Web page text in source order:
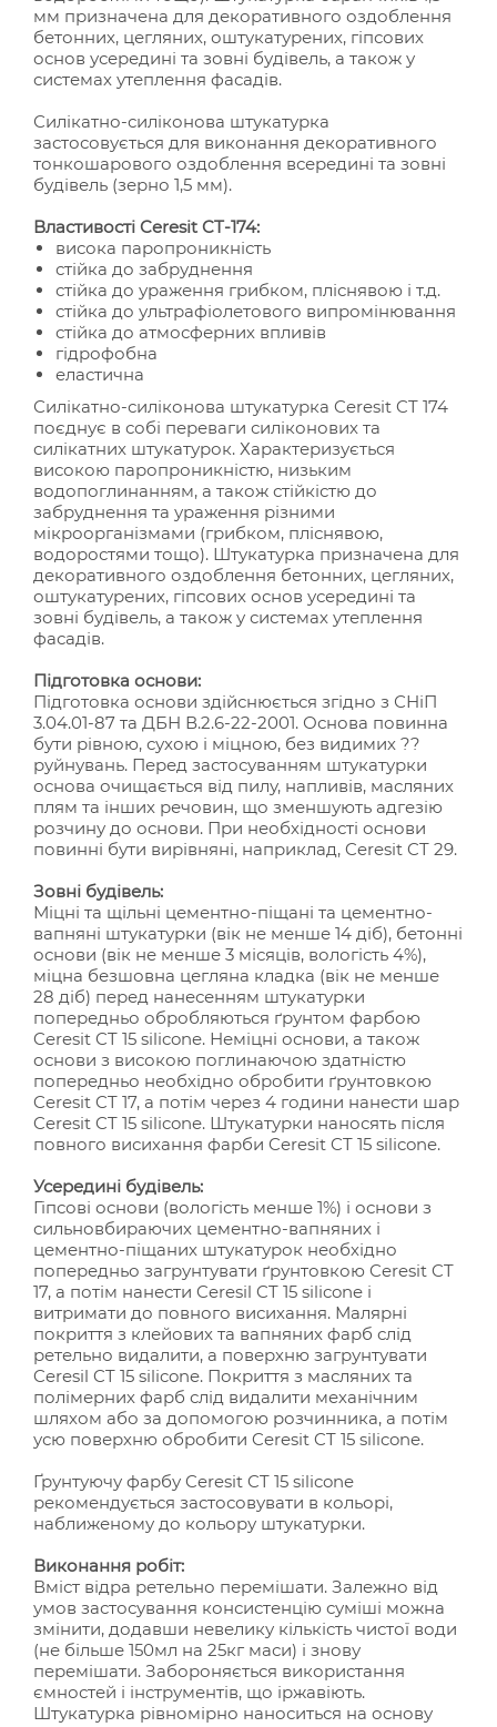
мм призначена для декоративного оздоблення
бетонних, цегляних, оштукатурених, гіпсових
основ усередині та зовні будівель, а також у
системах утеплення фасадів.
Силікатно-силіконова штукатурка
застосовується для виконання декоративного
тонкошарового оздоблення всередині та зовні
будівель (зерно 1,5 мм).
Властивості Ceresit CT-174:
висока паропроникність
стійка до забруднення
стійка до ураження грибком, пліснявою і т.д.
стійка до ультрафіолетового випромінювання
стійка до атмосферних впливів
гідрофобна
еластична
Силікатно-силіконова штукатурка Ceresit CT 174
поєднує в собі переваги силіконових та
силікатних штукатурок. Характеризується
високою паропроникністю, низьким
водопоглинанням, а також стійкістю до
забруднення та ураження різними
мікроорганізмами (грибком, пліснявою,
водоростями тощо). Штукатурка призначена для
декоративного оздоблення бетонних, цегляних,
оштукатурених, гіпсових основ усередині та
зовні будівель, а також у системах утеплення
фасадів.
Підготовка основи:
Підготовка основи здійснюється згідно з СНіП
3.04.01-87 та ДБН В.2.6-22-2001. Основа повинна
бути рівною, сухою і міцною, без видимих ??
руйнувань. Перед застосуванням штукатурки
основа очищається від пилу, напливів, масляних
плям та інших речовин, що зменшують адгезію
розчину до основи. При необхідності основи
повинні бути вирівняні, наприклад, Ceresit CT 29.
Зовні будівель:
Міцні та щільні цементно-піщані та цементно-
вапняні штукатурки (вік не менше 14 діб), бетонні
основи (вік не менше 3 місяців, вологість 4%),
міцна безшовна цегляна кладка (вік не менше
28 діб) перед нанесенням штукатурки
попередньо обробляються ґрунтом фарбою
Ceresit CT 15 silicone. Неміцні основи, а також
основи з високою поглинаючою здатністю
попередньо необхідно обробити ґрунтовкою
Ceresit CT 17, а потім через 4 години нанести шар
Ceresit CT 15 silicone. Штукатурки наносять після
повного висихання фарби Ceresit CT 15 silicone.
Усередині будівель:
Гіпсові основи (вологість менше 1%) і основи з
сильновбираючих цементно-вапняних і
цементно-піщаних штукатурок необхідно
попередньо загрунтувати ґрунтовкою Ceresit CT
17, а потім нанести Ceresil CT 15 silicone і
витримати до повного висихання. Малярні
покриття з клейових та вапняних фарб слід
ретельно видалити, а поверхню загрунтувати
Ceresil CT 15 silicone. Покриття з масляних та
полімерних фарб слід видалити механічним
шляхом або за допомогою розчинника, а потім
усю поверхню обробити Ceresit CT 15 silicone.
Ґрунтуючу фарбу Ceresit CT 15 silicone
рекомендується застосовувати в кольорі,
наближеному до кольору штукатурки.
Виконання робіт:
Вміст відра ретельно перемішати. Залежно від
умов застосування консистенцію суміші можна
змінити, додавши невелику кількість чистої води
(не більше 150мл на 25кг маси) і знову
перемішати. Забороняється використання
ємностей і інструментів, що іржавіють.
Штукатурка рівномірно наноситься на основу